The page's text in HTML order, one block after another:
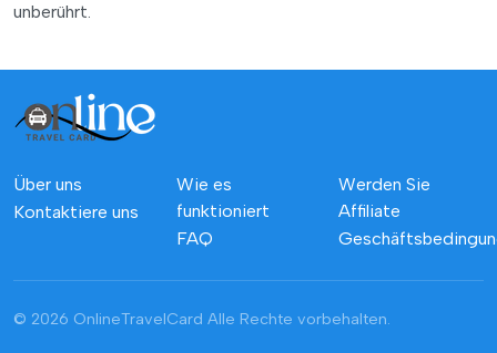
unberührt.
Über uns
Kontaktiere uns
Wie es
funktioniert
FAQ
Werden Sie
Affiliate
© 2026 OnlineTravelCard Alle Rechte vorbehalten.